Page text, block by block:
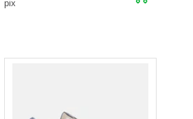
pix